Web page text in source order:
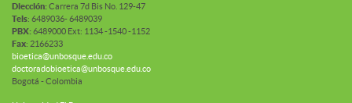
Diección:Carrera 7d Bis No. 129-47
Tels: 6489036- 6489039
PBX:6489000 Ext: 1134 -1540 -1152
Fax: 2166233
bioetica@unbosque.edu.co
doctoradobioetica@unbosque.edu.co
Bogotá - Colombia